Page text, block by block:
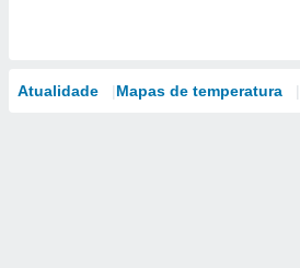
Atualidade Mapas de temperatura